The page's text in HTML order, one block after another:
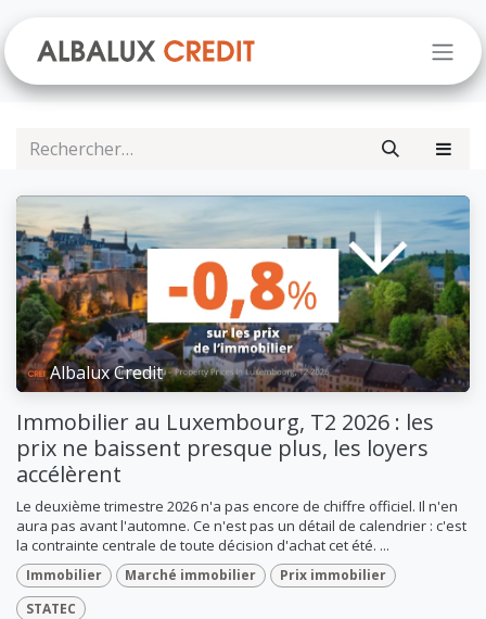
Albalux Credit
Immobilier au Luxembourg, T2 2026 : les
prix ne baissent presque plus, les loyers
accélèrent
Le deuxième trimestre 2026 n'a pas encore de chiffre officiel. Il n'en
aura pas avant l'automne. Ce n'est pas un détail de calendrier : c'est
la contrainte centrale de toute décision d'achat cet été. ...
Immobilier Marché immobilier
Prix immobilier
STATEC